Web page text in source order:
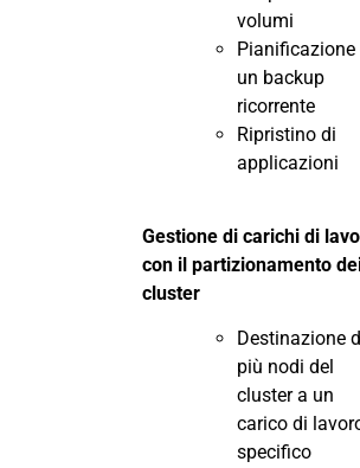
volumi
Pianificazione
un backup
ricorrente
Ripristino di
applicazioni
Gestione di carichi di
con il partizionamento
cluster
Destinazione
più nodi del
cluster a un
carico di
specifico